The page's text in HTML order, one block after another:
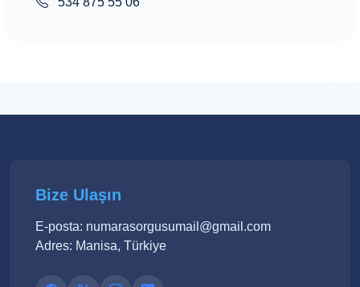
Bize Ulaşın
E-posta: numarasorgusumail@gmail.com
Adres: Manisa, Türkiye